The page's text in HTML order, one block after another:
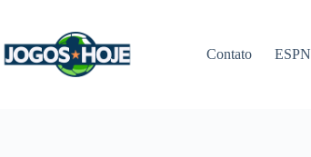
conteúdo
Contato ESPN